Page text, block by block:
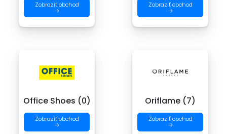
Zobraziť obchod
→
Zobraziť obchod
→
Office Shoes (0)
Zobraziť obchod
→
Oriflame (7)
Zobraziť obchod
→